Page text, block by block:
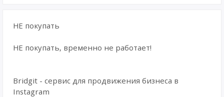
НЕ покупать
НЕ покупать, временно не работает!
Bridgit - сервис для продвижения бизнеса в
Instagram